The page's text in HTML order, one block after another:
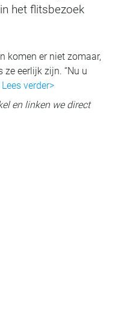
het flitsbezoek
komen er niet zomaar,
eerlijk zijn. “Nu u
Lees verder>
en linken we direct